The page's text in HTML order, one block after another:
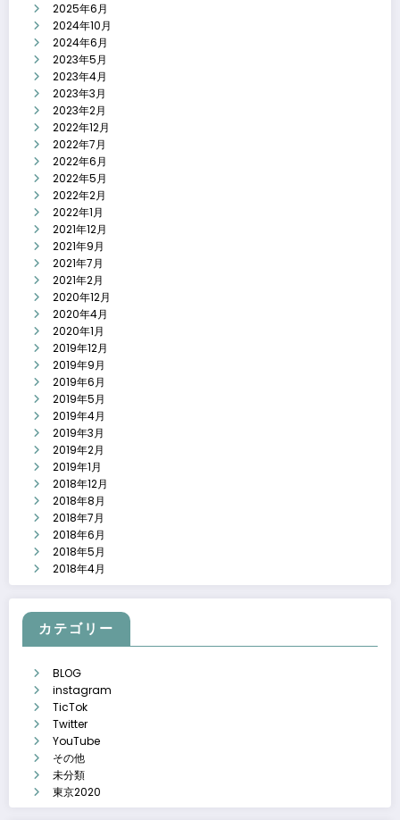
2025年6月
2024年10月
2024年6月
2023年5月
2023年4月
2023年3月
2023年2月
2022年12月
2022年7月
2022年6月
2022年5月
2022年2月
2022年1月
2021年12月
2021年9月
2021年7月
2021年2月
2020年12月
2020年4月
2020年1月
2019年12月
2019年9月
2019年6月
2019年5月
2019年4月
2019年3月
2019年2月
2019年1月
2018年12月
2018年8月
2018年7月
2018年6月
2018年5月
2018年4月
カテゴリー
BLOG
instagram
TicTok
Twitter
YouTube
その他
未分類
東京2020